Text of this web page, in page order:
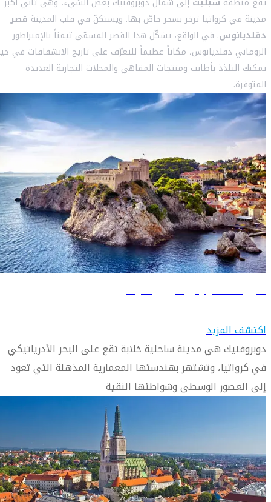
مدينة في كرواتيا تزخر بسحر خاصّ بها. ويستكنّ في قلب المدينة قصر
دقلديانوس. في الواقع، يشكّل هذا القصر المسمّى تيمناً بالإمبراطور
الروماني دقلديانوس، مكاناً عظيماً للتعرّف على تاريخ الانشقاقات في
يمكنك التلذذ بأطايب ومنتجات المقاهي والمحلات التجارية العديدة
المتوفرة.
دليل السفر إلى دوبروفنيك
تعرّف على دوبروفنيك
اكتشف المزيد
دوبروفنيك هي مدينة ساحلية خلابة تقع على البحر الأدرياتيكي
في كرواتيا، وتشتهر بهندستها المعمارية المذهلة التي تعود
إلى العصور الوسطى وشواطئها النقية